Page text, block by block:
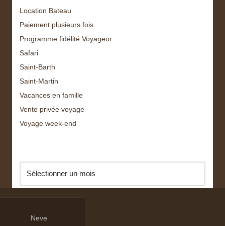
Location Bateau
Paiement plusieurs fois
Programme fidélité Voyageur
Safari
Saint-Barth
Saint-Martin
Vacances en famille
Vente privée voyage
Voyage week-end
Neve